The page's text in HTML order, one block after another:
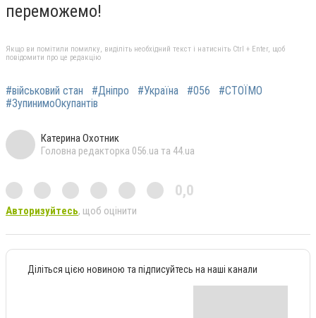
переможемо!
Якщо ви помітили помилку, виділіть необхідний текст і натисніть Ctrl + Enter, щоб
повідомити про це редакцію
#військовий стан #Дніпро #Україна #056
#СТОЇМО
#ЗупинимоОкупантів
Катерина Охотник
Головна редакторка 056.ua та 44.ua
0,0
Авторизуйтесь, щоб оцінити
Діліться цією новиною та підписуйтесь на наші канали